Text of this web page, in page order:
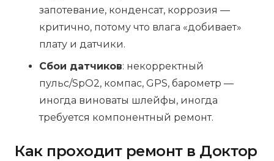
запотевание, конденсат, коррозия —
критично, потому что влага «добивает»
плату и датчики.
Сбои датчиков: некорректный
пульс/SpO2, компас, GPS, барометр —
иногда виноваты шлейфы, иногда
требуется компонентный ремонт.
Как проходит ремонт в Доктор